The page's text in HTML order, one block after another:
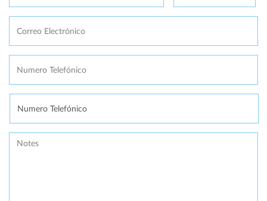
Correo
Electrónico *
Numero
Telefónico *
Se
necesita
Message